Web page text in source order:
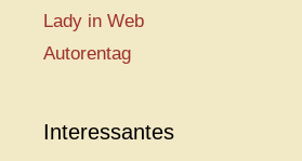
Lady in Web
Autorentag
Interessantes